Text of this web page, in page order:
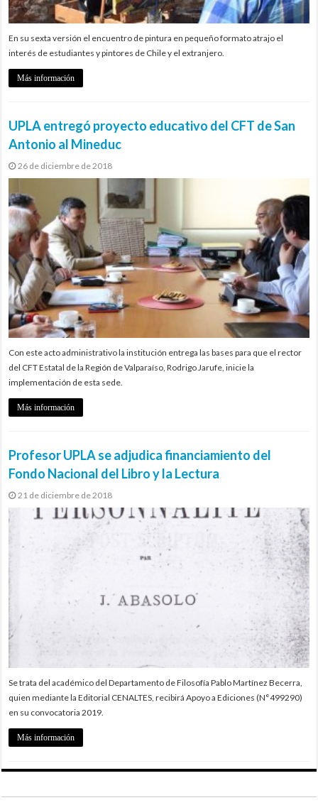
En su sexta versión el encuentro de pintura en pequeño formato atrajo el
interés de estudiantes y pintores de Chile y el extranjero.
Más información
UPLA entregó proyecto educativo del CFT de San
Antonio al Mineduc
26 de diciembre de 2018
Con este acto administrativo la institución entrega las bases para que el rector
del CFT Estatal de la Región de Valparaíso, Rodrigo Jarufe, inicie la
implementación de esta sede.
Más información
Profesor UPLA se adjudica financiamiento del
Fondo Nacional del Libro y la Lectura
21 de diciembre de 2018
Se trata del académico del Departamento de Filosofía Pablo Martínez Becerra,
quien mediante la Editorial CENALTES, recibirá Apoyo a Ediciones (N°499290)
en su convocatoria 2019.
Más información